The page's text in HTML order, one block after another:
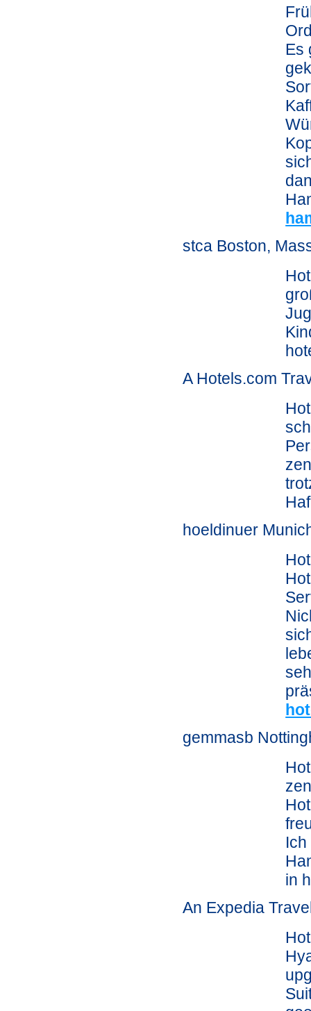
Es
stca Boston,
A Hotels.com
hoeldinuer
gemmasb
in
An Expedia